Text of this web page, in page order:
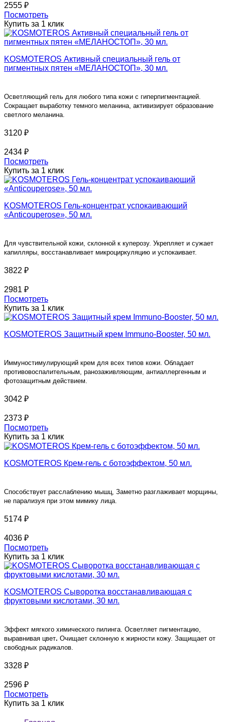
2555 ₽
Посмотреть
Купить за 1 клик
KOSMOTEROS Активный специальный гель от
пигментных пятен «МЕЛАНОСТОП», 30 мл.
Осветляющий гель для любого типа кожи с гиперпигментацией.
Сокращает выработку темного меланина, активизирует образование
светлого меланина.
3120 ₽
2434 ₽
Посмотреть
Купить за 1 клик
KOSMOTEROS Гель-концентрат успокаивающий
«Anticouperose», 50 мл.
Для чувствительной кожи, склонной к куперозу. Укрепляет и сужает
капилляры, восстанавливает микроциркуляцию и успокаивает.
3822 ₽
2981 ₽
Посмотреть
Купить за 1 клик
KOSMOTEROS Защитный крем Immuno-Booster, 50 мл.
Иммуностимулирующий крем для всех типов кожи. Обладает
противовоспалительным, ранозаживляющим, антиаллергенным и
фотозащитным действием.
3042 ₽
2373 ₽
Посмотреть
Купить за 1 клик
KOSMOTEROS Крем-гель с ботоэффектом, 50 мл.
Способствует расслаблению мышц, Заметно разглаживает морщины,
не парализуя при этом мимику лица.
5174 ₽
4036 ₽
Посмотреть
Купить за 1 клик
KOSMOTEROS Сыворотка восстанавливающая с
фруктовыми кислотами, 30 мл.
Эффект мягкого химического пилинга. Осветляет пигментацию,
выравнивая цвет. Очищает склонную к жирности кожу. Защищает от
свободных радикалов.
3328 ₽
2596 ₽
Посмотреть
Купить за 1 клик